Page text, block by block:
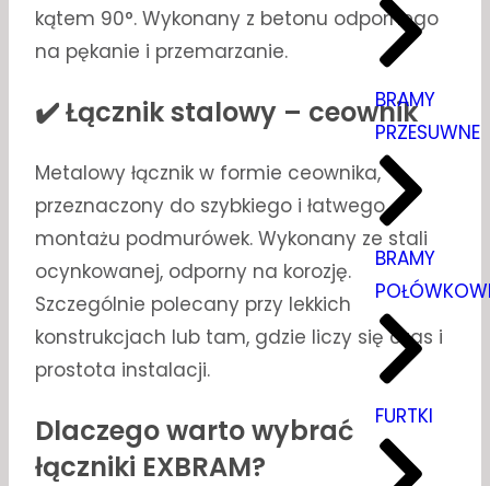
BRAMY
PRZESUWNE
BRAMY
FURTKI
kątem 90°. Wykonany z betonu odpornego
na pękanie i przemarzanie.
✔️ Łącznik stalowy – ceownik
Metalowy łącznik w formie ceownika,
przeznaczony do szybkiego i łatwego
montażu podmurówek. Wykonany ze stali
ocynkowanej, odporny na korozję.
Szczególnie polecany przy lekkich
konstrukcjach lub tam, gdzie liczy się czas i
prostota instalacji.
Dlaczego warto wybrać
łączniki EXBRAM?